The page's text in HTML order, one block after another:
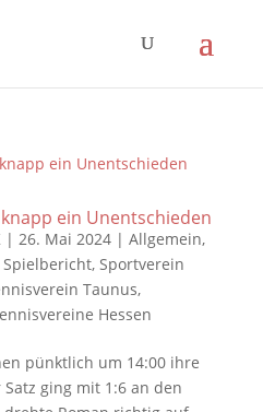
ein Unentschieden
| 26. Mai 2024| Allgemein,
Spielbericht, Sportverein
Taunus,
Hessen
pünktlich um 14:00 ihre
ging mit 1:6 an den